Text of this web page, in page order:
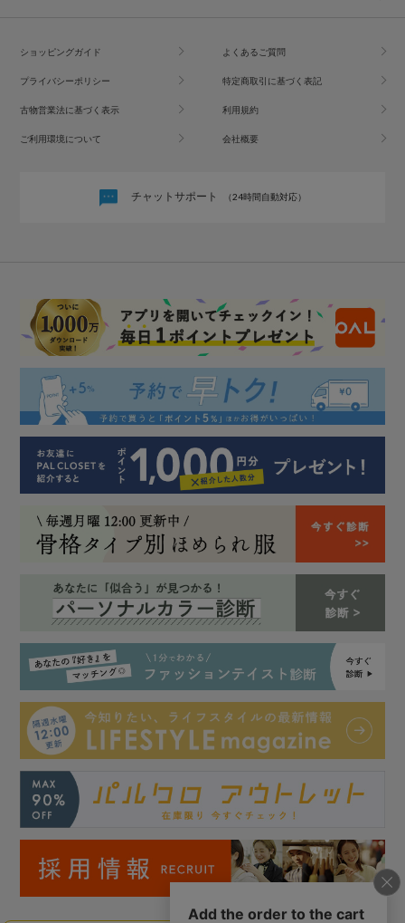
ショッピングガイド よくあるご質問
プライバシーポリシー 特定商取引に基づく表記
古物営業法に基づく表示 利用規約
ご利用環境について 会社概要
チャットサポート （24時間自動対応）